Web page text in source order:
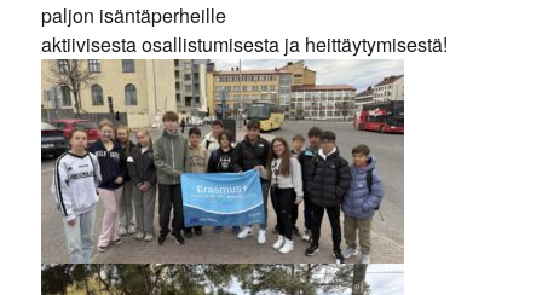
paljon isäntäperheille
aktiivisesta osallistumisesta ja heittäytymisestä!